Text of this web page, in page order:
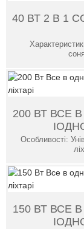
40 ВТ 2 В 1
200 ВТ ВСЕ
Особливості:
150 ВТ ВСЕ